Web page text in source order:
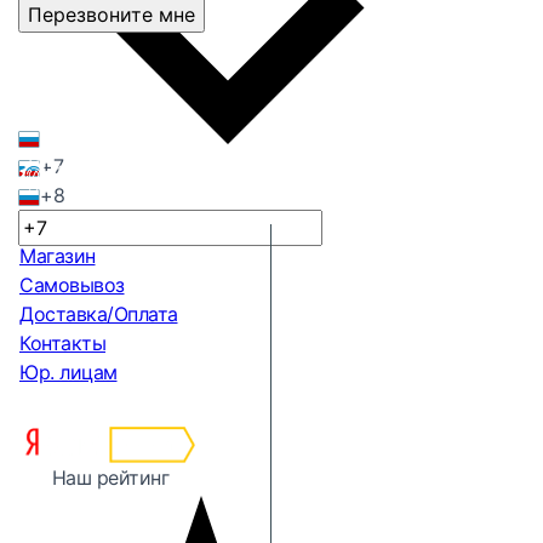
+7
+8
Перезвоните мне
Магазин
Самовывоз
Доставка/Оплата
Контакты
Юр. лицам
Наш рейтинг